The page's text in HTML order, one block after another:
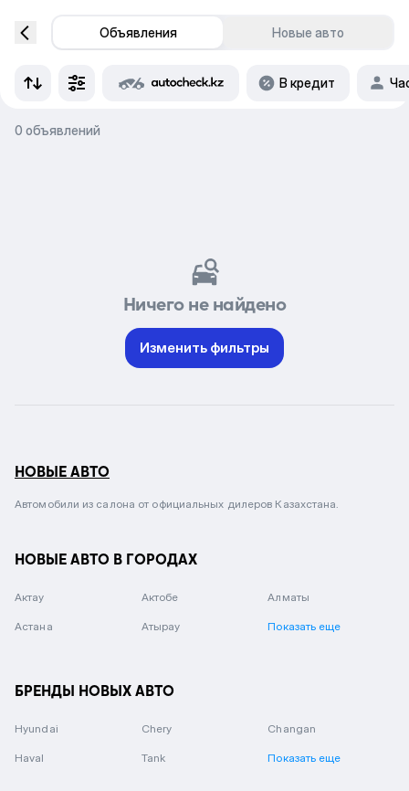
Объявления Новые авто
В кредит
0 объявлений
Ничего не найдено
Изменить фильтры
НОВЫЕ АВТО
Автомобили из салона от официальных дилеров Казахстана.
НОВЫЕ АВТО В ГОРОДАХ
Актау Актобе Алматы
Астана Атырау Показать еще
БРЕНДЫ НОВЫХ АВТО
Hyundai Chery Changan
Haval Tank Показать еще